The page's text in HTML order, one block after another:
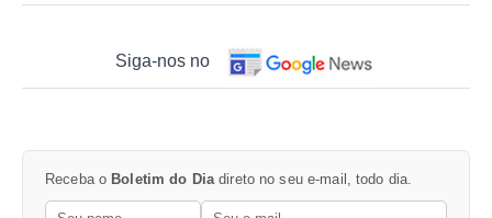
Siga-nos no
Receba o Boletim do Dia direto no seu e-mail, todo dia.